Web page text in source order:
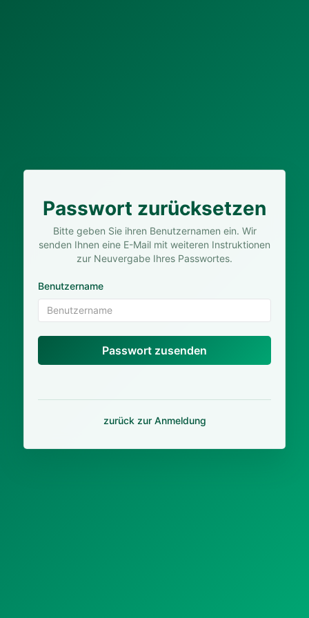
Passwort zurücksetzen
Bitte geben Sie ihren Benutzernamen ein. Wir
senden Ihnen eine E-Mail mit weiteren Instruktionen
zur Neuvergabe Ihres Passwortes.
Benutzername
Passwort zusenden
zurück zur Anmeldung